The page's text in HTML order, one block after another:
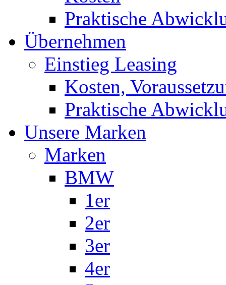
Praktische
Übernehmen
Einstieg Leasing
Kosten,
Praktische
Unsere Marken
Marken
BMW
1er
2er
3er
4er